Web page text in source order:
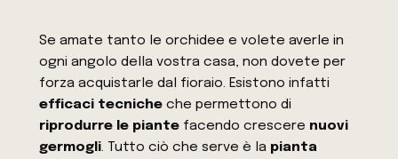
Se amate tanto le orchidee e volete averle in
ogni angolo della vostra casa, non dovete per
forza acquistarle dal fioraio. Esistono infatti
efficaci tecniche che permettono di
riprodurre le piante facendo crescere nuovi
germogli. Tutto ciò che serve è la pianta